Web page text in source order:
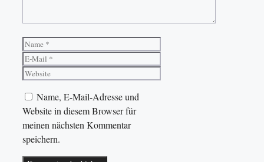
Name
Name, E-Mail-Adresse und
Website in diesem Browser für
meinen nächsten Kommentar
speichern.